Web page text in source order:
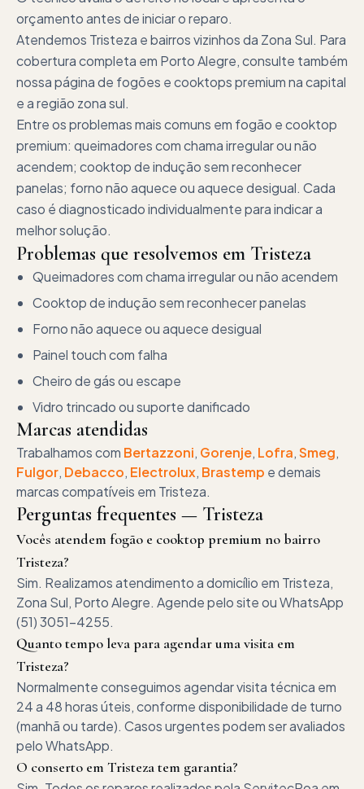
orçamento antes de iniciar o reparo.
Atendemos Tristeza e bairros vizinhos da Zona Sul. Para
cobertura completa em Porto Alegre, consulte também
nossa página de fogões e cooktops premium na capital
e a região zona sul.
Entre os problemas mais comuns em fogão e cooktop
premium: queimadores com chama irregular ou não
acendem; cooktop de indução sem reconhecer
panelas; forno não aquece ou aquece desigual. Cada
caso é diagnosticado individualmente para indicar a
melhor solução.
Problemas que resolvemos em Tristeza
Queimadores com chama irregular ou não acendem
Cooktop de indução sem reconhecer panelas
Forno não aquece ou aquece desigual
Painel touch com falha
Cheiro de gás ou escape
Vidro trincado ou suporte danificado
Marcas atendidas
Trabalhamos com Bertazzoni, Gorenje, Lofra,Smeg,
Fulgor, Debacco, Electrolux, Brastemp e demais
marcas compatíveis em Tristeza.
Perguntas frequentes — Tristeza
Vocês atendem fogão e cooktop premium no bairro
Tristeza?
Sim. Realizamos atendimento a domicílio em Tristeza,
Zona Sul, Porto Alegre. Agende pelo site ou WhatsApp
(51) 3051-4255.
Quanto tempo leva para agendar uma visita em
Tristeza?
Normalmente conseguimos agendar visita técnica em
24 a 48 horas úteis, conforme disponibilidade de turno
(manhã ou tarde). Casos urgentes podem ser avaliados
pelo WhatsApp.
O conserto em Tristeza tem garantia?